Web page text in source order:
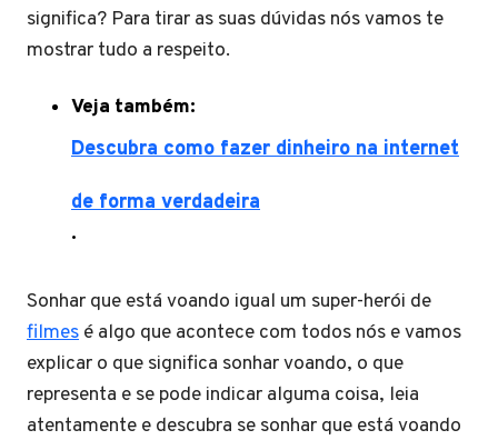
significa? Para tirar as suas dúvidas nós vamos te
mostrar tudo a respeito.
Veja também:
Descubra como fazer dinheiro na internet
de forma verdadeira
.
Sonhar que está voando igual um super-herói de
filmes é algo que acontece com todos nós e vamos
explicar o que significa sonhar voando, o que
representa e se pode indicar alguma coisa, leia
atentamente e descubra se sonhar que está voando